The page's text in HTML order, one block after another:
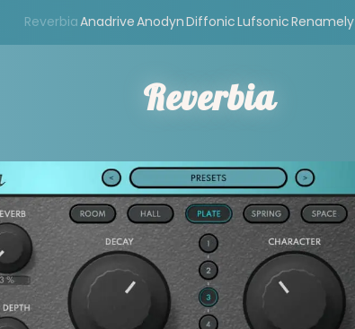
ReverbiaAnadriveAnodynDiffonicLufsonicRenamely
Reverbia